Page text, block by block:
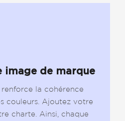
image de marque
la cohérence
couleurs. Ajoutez votre
charte. Ainsi, chaque